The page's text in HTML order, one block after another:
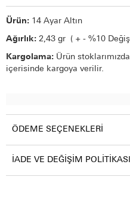
Ürün: 14 Ayar Altın
Ağırlık: 2,43 gr ( + - %10
Kargolama: Ürün
içerisinde kargoya verilir.
ÖDEME SEÇENEKLERI
İADE VE DEĞIŞIM POLITIKASI